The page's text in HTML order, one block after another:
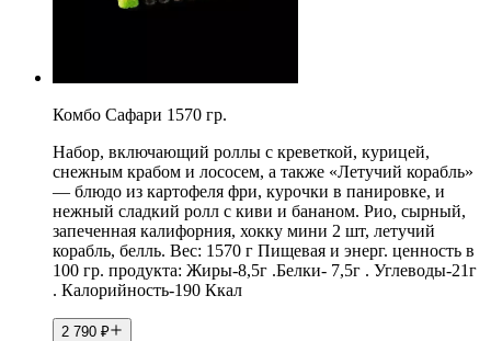
Комбо Сафари 1570 гр.
Набор, включающий роллы с креветкой, курицей,
снежным крабом и лососем, а также «Летучий корабль»
— блюдо из картофеля фри, курочки в панировке, и
нежный сладкий ролл с киви и бананом. Рио, сырный,
запеченная калифорния, хокку мини 2 шт, летучий
корабль, белль. Вес: 1570 г Пищевая и энерг. ценность в
100 гр. продукта: Жиры-8,5г .Белки- 7,5г . Углеводы-21г
. Калорийность-190 Ккал
2 790 ₽